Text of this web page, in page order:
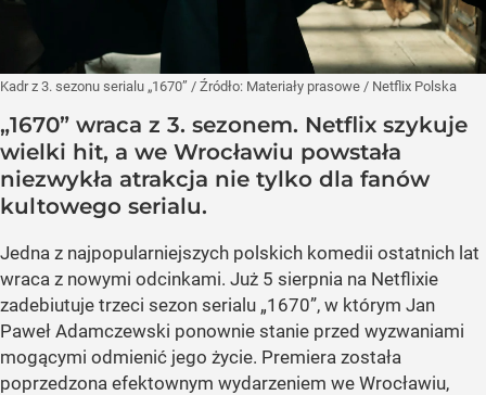
Kadr z 3. sezonu serialu „1670” / Źródło: Materiały prasowe / Netflix Polska
„1670” wraca z 3. sezonem. Netflix szykuje
wielki hit, a we Wrocławiu powstała
niezwykła atrakcja nie tylko dla fanów
kultowego serialu.
Jedna z najpopularniejszych polskich komedii ostatnich lat
wraca z nowymi odcinkami. Już 5 sierpnia na Netflixie
zadebiutuje trzeci sezon serialu „1670”, w którym Jan
Paweł Adamczewski ponownie stanie przed wyzwaniami
mogącymi odmienić jego życie. Premiera została
poprzedzona efektownym wydarzeniem we Wrocławiu,